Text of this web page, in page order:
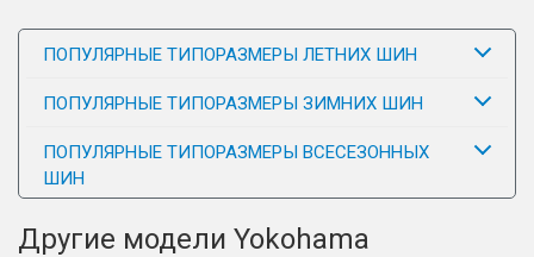
ПОПУЛЯРНЫЕ ТИПОРАЗМЕРЫ ЛЕТНИХ ШИН
ПОПУЛЯРНЫЕ ТИПОРАЗМЕРЫ ЗИМНИХ ШИН
ПОПУЛЯРНЫЕ ТИПОРАЗМЕРЫ ВСЕСЕЗОННЫХ
ШИН
Другие модели Yokohama